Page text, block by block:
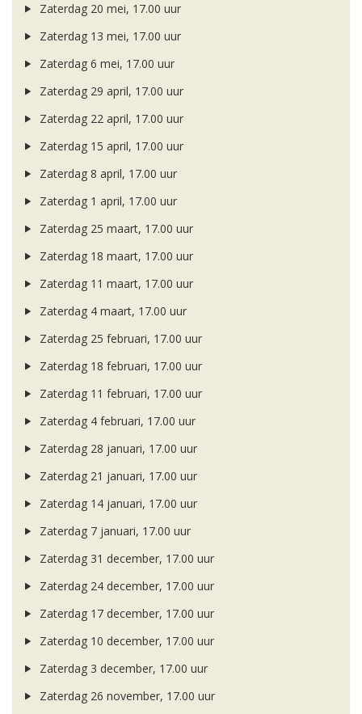
Zaterdag 20 mei, 17.00 uur
Zaterdag 13 mei, 17.00 uur
Zaterdag 6 mei, 17.00 uur
Zaterdag 29 april, 17.00 uur
Zaterdag 22 april, 17.00 uur
Zaterdag 15 april, 17.00 uur
Zaterdag 8 april, 17.00 uur
Zaterdag 1 april, 17.00 uur
Zaterdag 25 maart, 17.00 uur
Zaterdag 18 maart, 17.00 uur
Zaterdag 11 maart, 17.00 uur
Zaterdag 4 maart, 17.00 uur
Zaterdag 25 februari, 17.00 uur
Zaterdag 18 februari, 17.00 uur
Zaterdag 11 februari, 17.00 uur
Zaterdag 4 februari, 17.00 uur
Zaterdag 28 januari, 17.00 uur
Zaterdag 21 januari, 17.00 uur
Zaterdag 14 januari, 17.00 uur
Zaterdag 7 januari, 17.00 uur
Zaterdag 31 december, 17.00 uur
Zaterdag 24 december, 17.00 uur
Zaterdag 17 december, 17.00 uur
Zaterdag 10 december, 17.00 uur
Zaterdag 3 december, 17.00 uur
Zaterdag 26 november, 17.00 uur